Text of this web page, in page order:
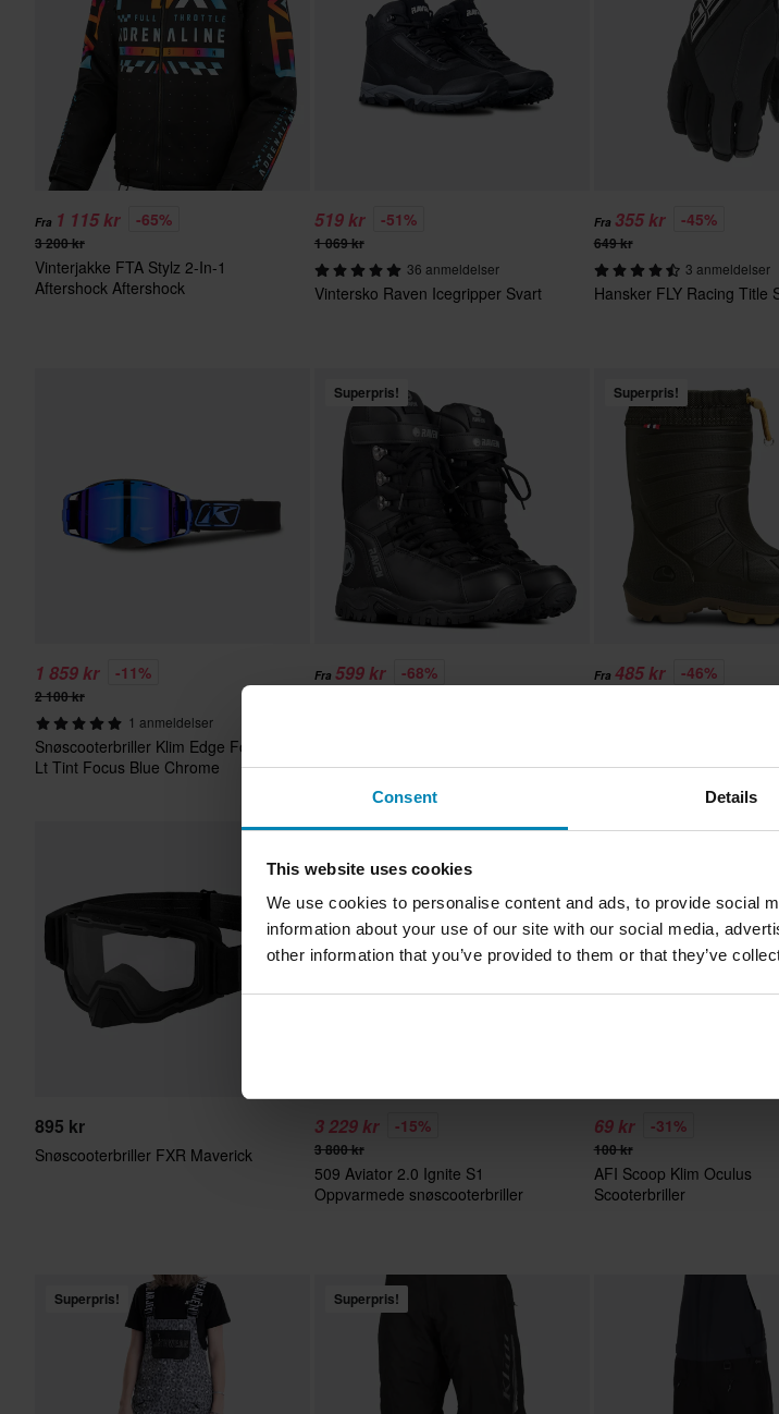
Consent Details
This website uses cookies
We use cookies to personalise content and ads, to provide social
information about your use of our site with our social media,
other information that you’ve provided to them or that they’ve
Fra 1 115 kr -65%
3 200 kr
Vinterjakke FTA Stylz 2-In-1
Aftershock Aftershock
519 kr -51%
1 069 kr
36 anmeldelser
Vintersko Raven Icegripper Svart
Fra 355 kr -45%
649 kr
3 anmeldelser
Hansker FLY Racing Title
1 859 kr -11%
2 100 kr
1 anmeldelser
Snøscooterbriller Klim Edge Focus
Lt Tint Focus Blue Chrome
Superpris!
Fra 599 kr -68%
2.0 WP Svart
Superpris!
Fra 485 kr -46%
Warm Barn Jaktgrønn/
895 kr
Snøscooterbriller FXR Maverick
3 229 kr -15%
3 800 kr
509 Aviator 2.0 Ignite S1
Oppvarmede snøscooterbriller
69 kr -31%
100 kr
AFI Scoop Klim Oculus
Scooterbriller
Superpris! Superpris!